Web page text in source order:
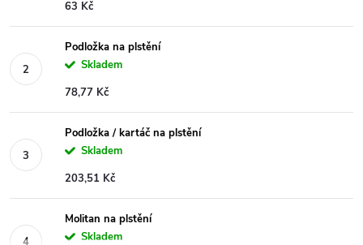
63 Kč
Podložka na plstění
Skladem
78,77 Kč
Podložka / kartáč na plstění
Skladem
203,51 Kč
Molitan na plstění
Skladem